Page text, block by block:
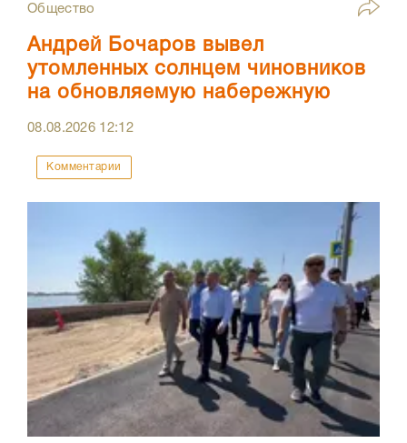
Общество
Андрей Бочаров вывел
утомленных солнцем чиновников
на обновляемую набережную
08.08.2026 12:12
Комментарии